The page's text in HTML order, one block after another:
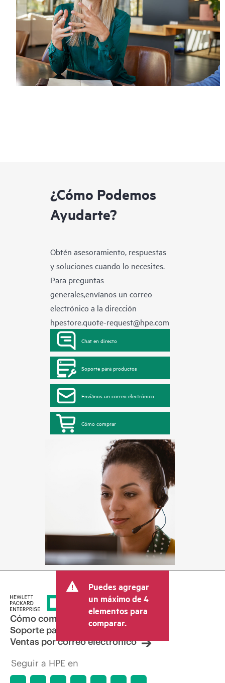
¿Cómo Podemos
Ayudarte?
Obtén asesoramiento, respuestas
y soluciones cuando lo necesites.
Para preguntas
generales,envíanos un correo
electrónico a la dirección
hpestore.quote-request@hpe.com
Chat en directo
Soporte para productos
Envíanos un correo electrónico
Cómo comprar
Puedes agregar
un máximo de 4
elementos para
comparar.
Cómo comprar
Soporte para productos
Ventas por correo electrónico
Seguir a HPE en